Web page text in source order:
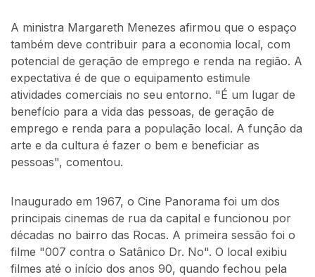
A ministra Margareth Menezes afirmou que o espaço
também deve contribuir para a economia local, com
potencial de geração de emprego e renda na região. A
expectativa é de que o equipamento estimule
atividades comerciais no seu entorno. "É um lugar de
benefício para a vida das pessoas, de geração de
emprego e renda para a população local. A função da
arte e da cultura é fazer o bem e beneficiar as
pessoas", comentou.
Inaugurado em 1967, o Cine Panorama foi um dos
principais cinemas de rua da capital e funcionou por
décadas no bairro das Rocas. A primeira sessão foi o
filme "007 contra o Satânico Dr. No". O local exibiu
filmes até o início dos anos 90, quando fechou pela